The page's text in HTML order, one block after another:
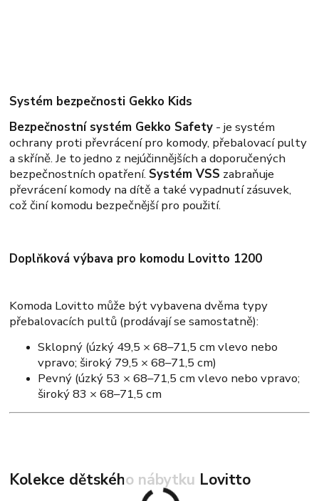
Systém bezpečnosti Gekko Kids
Bezpečnostní systém Gekko Safety - je systém
ochrany proti převrácení pro komody, přebalovací pulty
a skříně. Je to jedno z nejúčinnějších a doporučených
bezpečnostních opatření. Systém VSS zabraňuje
převrácení komody na dítě a také vypadnutí zásuvek,
což činí komodu bezpečnější pro použití.
Doplňková výbava pro komodu Lovitto 1200
Komoda Lovitto může být vybavena dvěma typy
přebalovacích pultů (prodávají se samostatně):
Sklopný (úzký 49,5 × 68–71,5 cm vlevo nebo
vpravo; široký 79,5 × 68–71,5 cm)
Pevný (úzký 53 × 68–71,5 cm vlevo nebo vpravo;
široký 83 × 68–71,5 cm
Kolekce dětského nábytku Lovitto